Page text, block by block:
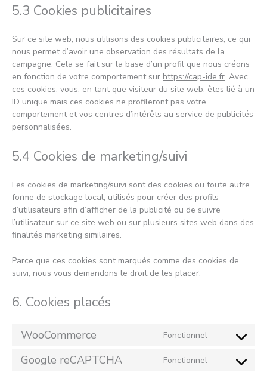
5.3 Cookies publicitaires
Sur ce site web, nous utilisons des cookies publicitaires, ce qui
nous permet d’avoir une observation des résultats de la
campagne. Cela se fait sur la base d’un profil que nous créons
en fonction de votre comportement sur https://cap-ide.fr. Avec
ces cookies, vous, en tant que visiteur du site web, êtes lié à un
ID unique mais ces cookies ne profileront pas votre
comportement et vos centres d’intérêts au service de publicités
personnalisées.
5.4 Cookies de marketing/suivi
Les cookies de marketing/suivi sont des cookies ou toute autre
forme de stockage local, utilisés pour créer des profils
d’utilisateurs afin d’afficher de la publicité ou de suivre
l’utilisateur sur ce site web ou sur plusieurs sites web dans des
finalités marketing similaires.
Parce que ces cookies sont marqués comme des cookies de
suivi, nous vous demandons le droit de les placer.
6. Cookies placés
WooCommerce Fonctionnel
Consent
service
Google reCAPTCHA Fonctionnel
Consent